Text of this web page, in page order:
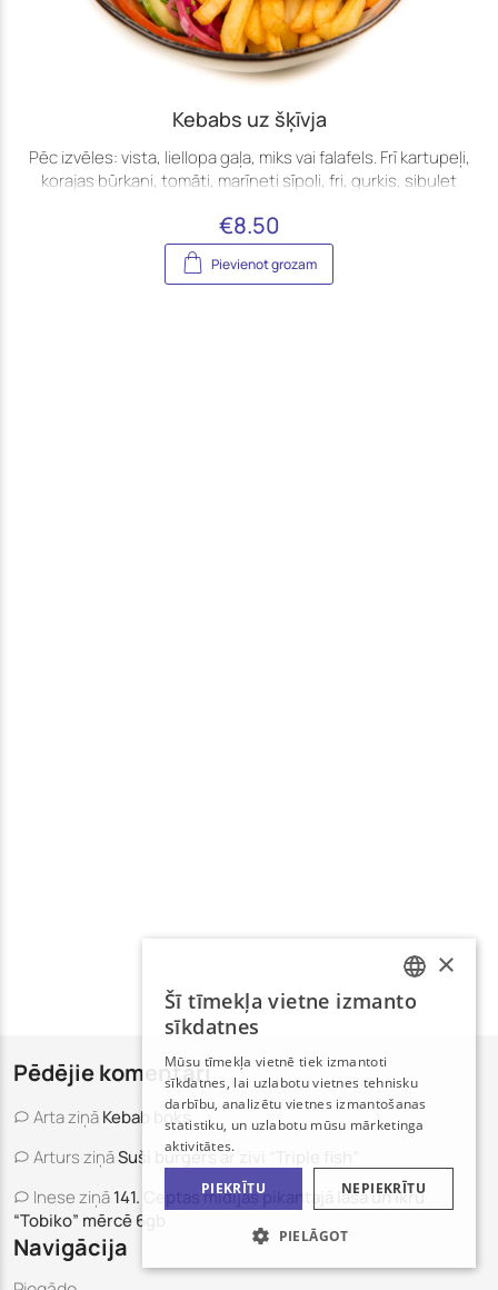
Kebabs uz šķīvja
Pēc izvēles: vista, liellopa gaļa, miks vai falafels. Frī kartupeļi,
korajas būrkani, tomāti, marīneti sīpoli, fri, gurķis, sibulet
€8.50
Pievienot grozam
Pēdējie komentāri
ArtaziņāKebab boks
ArtursziņāSuši burgers ar zivi “Triple fish”
Ineseziņā141. Ceptas mīdijas pikantajā laša un ikru
“Tobiko” mērcē 6gb
Navigācija
LATVIAN
×
Šī tīmekļa vietne izmanto
sīkdatnes
Mūsu tīmekļa vietnē tiek izmantoti
sīkdatnes, lai uzlabotu vietnes tehnisku
darbību, analizētu vietnes izmantošanas
statistiku, un uzlabotu mūsu mārketinga
aktivitātes.
PIEKRĪTU NEPIEKRĪTU
PIELĀGOT